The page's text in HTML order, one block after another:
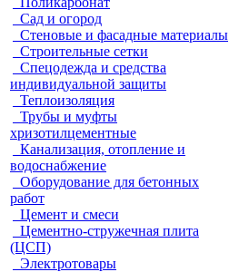
Сад и огород
Стеновые и фасадные материалы
Строительные сетки
Спецодежда и средства
индивидуальной защиты
Теплоизоляция
Трубы и муфты
хризотилцементные
Канализация, отопление и
водоснабжение
Оборудование для бетонных
работ
Цемент и смеси
Цементно-стружечная плита
(ЦСП)
Электротовары